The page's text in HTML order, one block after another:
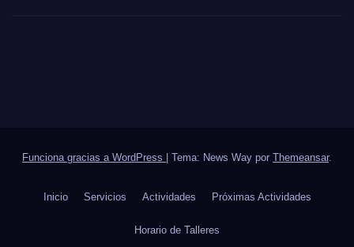
Funciona gracias a WordPress | Tema: News Way por Themeansar.
Inicio Servicios Actividades Próximas Actividades
Horario de Talleres